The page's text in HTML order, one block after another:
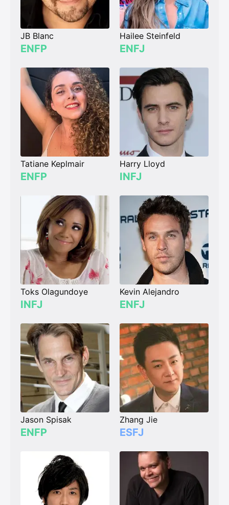
JB Blanc
ENFP
Hailee Steinfeld
ENFJ
Tatiane Keplmair
ENFP
Harry Lloyd
INFJ
Toks Olagundoye
INFJ
Kevin Alejandro
ENFJ
Jason Spisak
ENFP
Zhang Jie
ESFJ